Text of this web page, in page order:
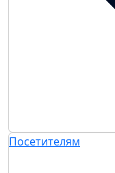
Посетителям